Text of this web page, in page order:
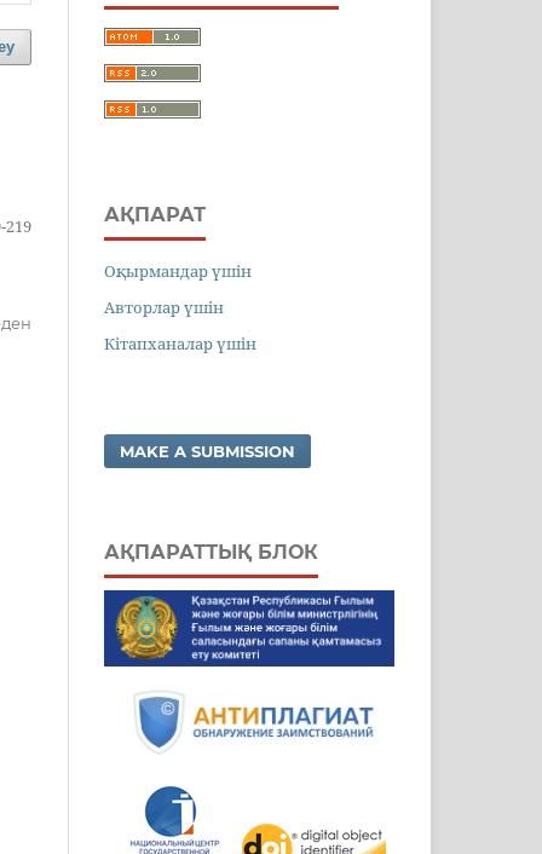
219
АҚПАРАТ
Оқырмандар үшін
Авторлар үшін
Кітапханалар үшін
MAKE A SUBMISSION
АҚПАРАТТЫҚ БЛОК